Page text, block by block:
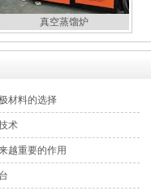
真空蒸馏炉
材料的选择
术
越重要的作用